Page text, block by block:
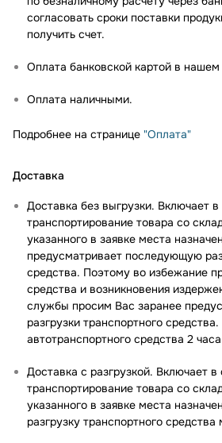
согласовать сроки поставки
получить счет.
Оплата банковской картой в
Оплата наличными.
Подробнее на странице "Оплата"
Доставка
Доставка без выгрузки. Включает в
транспортирование товара со
указанного в заявке места
предусматривает последующую
средства. Поэтому во избежание
средства и возникновения
службы просим Вас заранее
разгрузки транспортного
автотранспортного средства 2
Доставка с разгрузкой. Включает в
транспортирование товара со
указанного в заявке места
разгрузку транспортного